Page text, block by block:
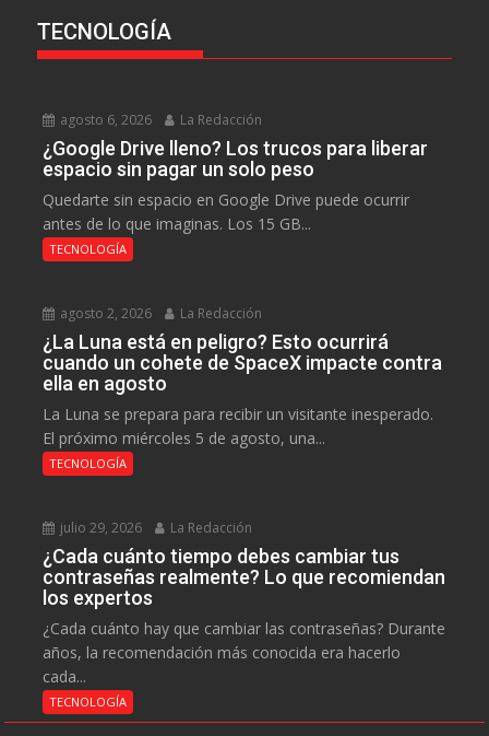
TECNOLOGÍA
agosto 6, 2026 La Redacción
¿Google Drive lleno? Los trucos para liberar
espacio sin pagar un solo peso
Quedarte sin espacio en Google Drive puede ocurrir
antes de lo que imaginas. Los 15 GB...
TECNOLOGÍA
agosto 2, 2026 La Redacción
¿La Luna está en peligro? Esto ocurrirá
cuando un cohete de SpaceX impacte contra
ella en agosto
La Luna se prepara para recibir un visitante inesperado.
El próximo miércoles 5 de agosto, una...
TECNOLOGÍA
julio 29, 2026 La Redacción
¿Cada cuánto tiempo debes cambiar tus
contraseñas realmente? Lo que recomiendan
los expertos
¿Cada cuánto hay que cambiar las contraseñas? Durante
años, la recomendación más conocida era hacerlo
cada...
TECNOLOGÍA